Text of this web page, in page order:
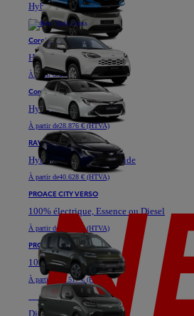
Hybride
À partir de25.576 € (HTVA)
Corolla Hatchback
Hybride
À partir de28.901 € (HTVA)
Corolla Touring Sports
Hybride
À partir de28.876 € (HTVA)
RAV4
Hybride ou Plug-in Hybride
À partir de40.628 € (HTVA)
PROACE CITY VERSO
100% électrique, Essence ou Diesel
À partir de 23.333 € (HTVA)
PROACE VERSO
100% électrique ou Diesel
À partir de 40.517 € (HTVA)
NouveauLand Cruiser
Diesel